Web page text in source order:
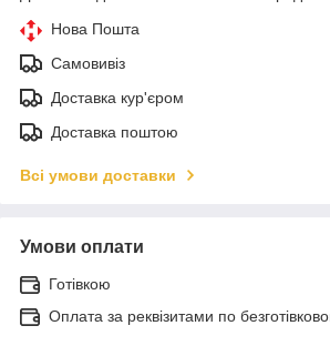
Нова Пошта
Самовивіз
Доставка кур'єром
Доставка поштою
Всі умови доставки
Умови оплати
Готівкою
Оплата за реквізитами по